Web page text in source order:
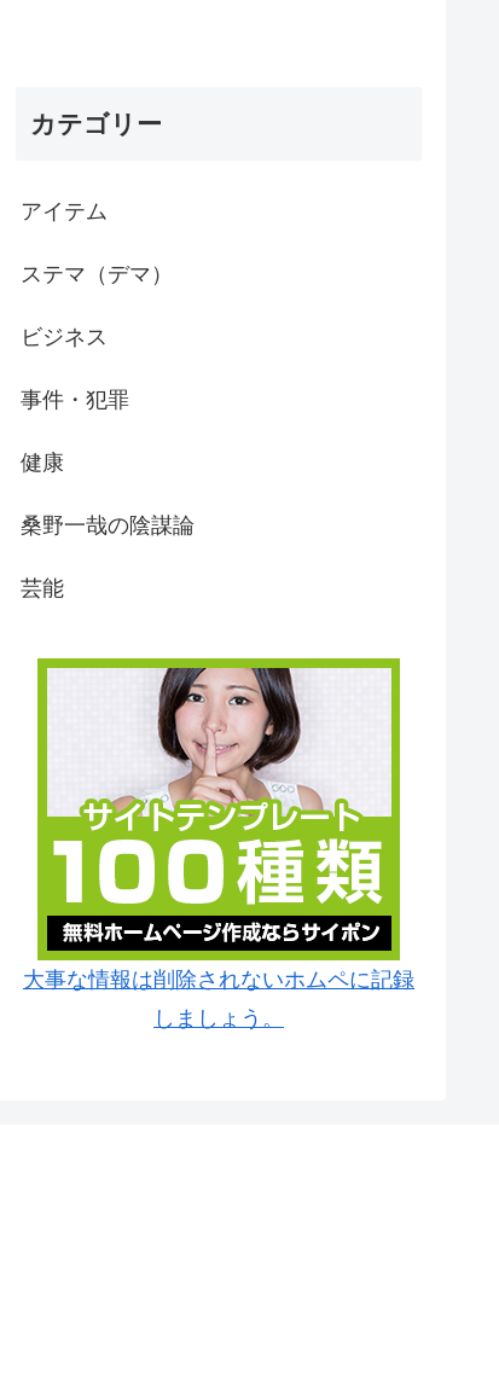
カテゴリー
アイテム
ステマ（デマ）
ビジネス
事件・犯罪
健康
桑野一哉の陰謀論
芸能
大事な情報は削除されないホムペに記録
しましょう。